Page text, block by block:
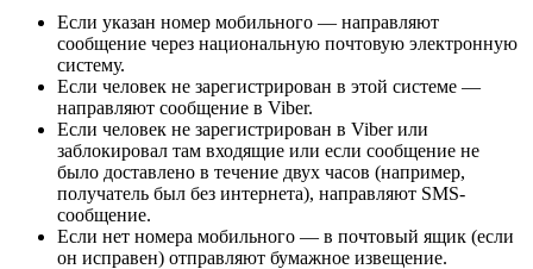
Если указан номер мобильного — направляют
сообщение через национальную почтовую электронную
систему.
Если человек не зарегистрирован в этой системе —
направляют сообщение в Viber.
Если человек не зарегистрирован в Viber или
заблокировал там входящие или если сообщение не
было доставлено в течение двух часов (например,
получатель был без интернета), направляют SMS-
сообщение.
Если нет номера мобильного — в почтовый ящик (если
он исправен) отправляют бумажное извещение.